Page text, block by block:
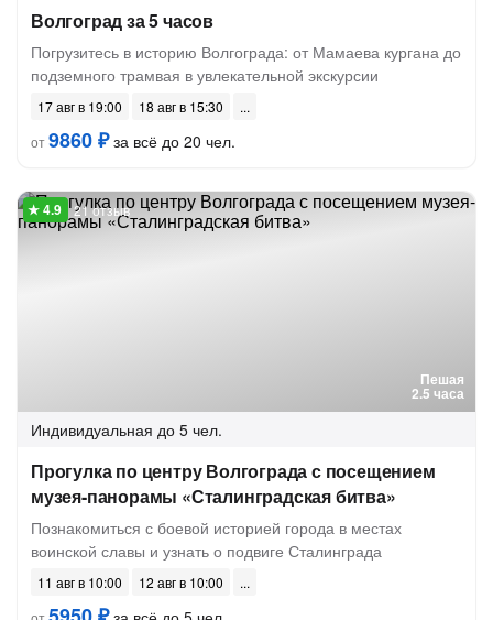
Волгоград за 5 часов
Погрузитесь в историю Волгограда: от Мамаева кургана до
подземного трамвая в увлекательной экскурсии
17 авг в 19:00
18 авг в 15:30
от9860 ₽за всё до 20 чел.
Пешая
2.5 часа
21 отзыв
Индивидуальная до 5 чел.
Прогулка по центру Волгограда с посещением
музея-панорамы «Сталинградская битва»
Познакомиться с боевой историей города в местах
воинской славы и узнать о подвиге Сталинграда
11 авг в 10:00
12 авг в 10:00